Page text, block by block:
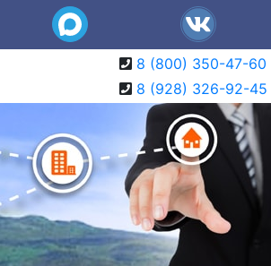
8 (800) 350-47-60
8 (928) 326-92-45